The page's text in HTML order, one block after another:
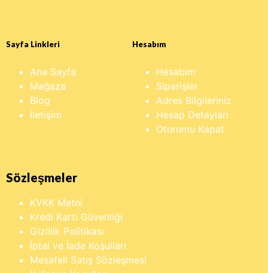
Sayfa Linkleri
Ana Sayfa
Mağaza
Blog
İletişim
Hesabım
Hesabım
Siparişler
Adres Bilgileriniz
Hesap Detayları
Oturumu Kapat
Sözleşmeler
KVKK Metni
Kredi Kartı Güvenliği
Gizlilik Politikası
İptal ve İade Koşulları
Mesafeli Satış Sözleşmesi